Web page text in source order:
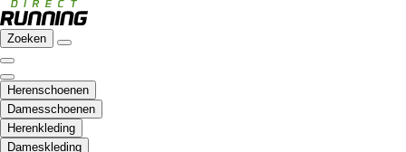
Zoeken
Herenschoenen
Damesschoenen
Herenkleding
Dameskleding